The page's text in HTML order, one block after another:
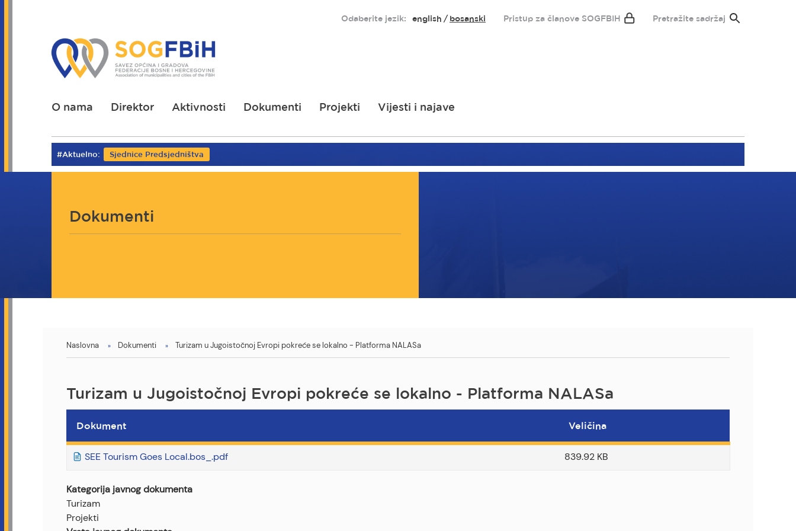
Odaberite jezik: english bosanski Pristup za članove SOGFBIH Pretražite sadržaj
O nama Direktor Aktivnosti Dokumenti Projekti Vijesti i najave
#Aktuelno: Sjednice Predsjedništva
Dokumenti
You
Naslovna Dokumenti Turizam u Jugoistočnoj Evropi pokreće se lokalno - Platforma NALASa
Turizam u Jugoistočnoj Evropi pokreće se lokalno - Platforma NALASa
Dokument Veličina
SEE Tourism Goes Local.bos_.pdf 839.92 KB
Kategorija javnog dokumenta
Turizam
Projekti